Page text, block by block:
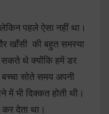
पहले ऐसा नहीं था।
खाँसी की बहुत समस्या
सकते थे क्योंकि हमें डर
सोते समय अपनी
भी दिक्कत होती थी।
देता था।